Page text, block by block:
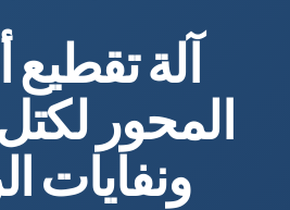
آلة تقطيع
المحور
ونفايات